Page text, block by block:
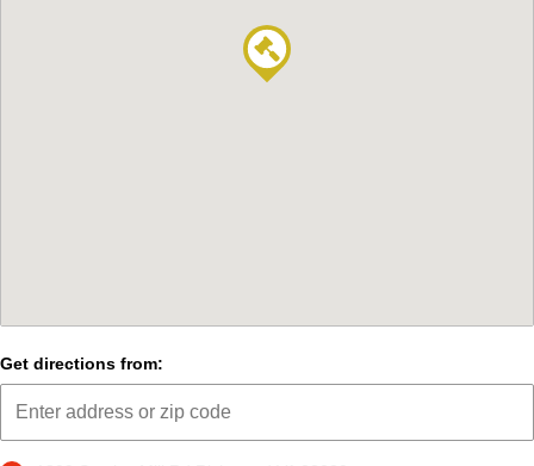
Get directions from: